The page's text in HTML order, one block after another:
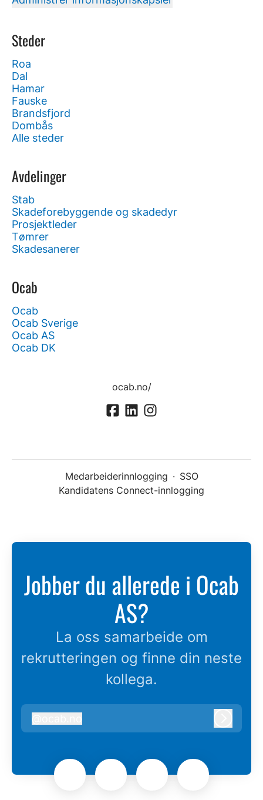
Steder
Roa
Dal
Hamar
Fauske
Brandsfjord
Dombås
Alle steder
Avdelinger
Stab
Skadeforebyggende og skadedyr
Prosjektleder
Tømrer
Skadesanerer
Ocab
Ocab
Ocab Sverige
Ocab AS
Ocab DK
ocab.no/
Medarbeiderinnlogging · SSO
Kandidatens Connect-innlogging
Jobber du allerede i Ocab
AS?
La oss samarbeide om
rekrutteringen og finne din neste
kollega.
ocab.no